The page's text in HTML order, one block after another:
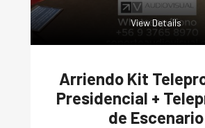
View Details
Arriendo Kit
Presidencial +
de Escenario